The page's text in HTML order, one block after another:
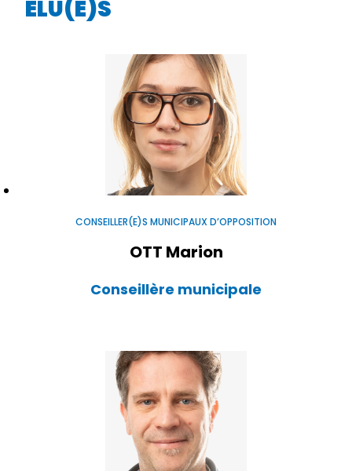
ÉLU(E)S
CONSEILLER(E)S MUNICIPAUX D’OPPOSITION
OTT Marion
Conseillère municipale